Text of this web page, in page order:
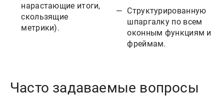
нарастающие итоги,
скользящие
метрики).
Структурированную
шпаргалку по всем
оконным функциям и
фреймам.
Часто задаваемые вопросы